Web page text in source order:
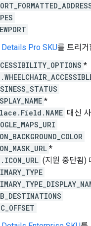
Pro SKU를 트리거
*
*
대신
*
(지원 중단됨)